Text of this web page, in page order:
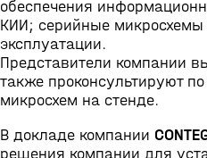
обеспечения
КИИ; серийные
эксплуатации.
Представители компании
также проконсультируют
микросхем на стенде.
В докладе компании